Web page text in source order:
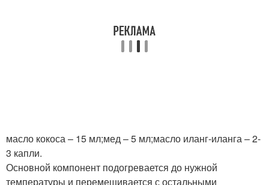
масло кокоса – 15 мл;мед – 5 мл;масло иланг-иланга – 2-
3 капли.
Основной компонент подогревается до нужной
температуры и перемешивается с остальными